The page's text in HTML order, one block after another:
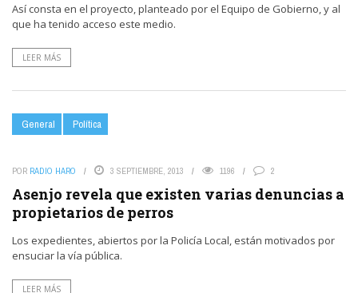
Así consta en el proyecto, planteado por el Equipo de Gobierno, y al
que ha tenido acceso este medio.
LEER MÁS
General Política
POR RADIO HARO 3 SEPTIEMBRE, 2013 1196 2
Asenjo revela que existen varias denuncias a
propietarios de perros
Los expedientes, abiertos por la Policía Local, están motivados por
ensuciar la vía pública.
LEER MÁS